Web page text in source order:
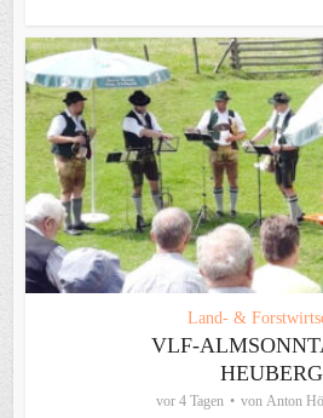
Land- &
VLF-
HEUBERG
vor 4 Tagen von Anton